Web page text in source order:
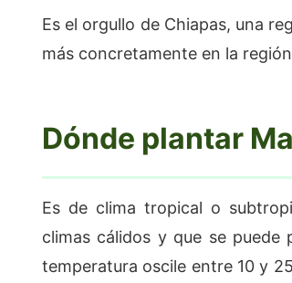
Es el orgullo de Chiapas, una
más concretamente en la
Dónde plantar
Es de clima tropical o
climas cálidos y que se
temperatura oscile entre 10 y